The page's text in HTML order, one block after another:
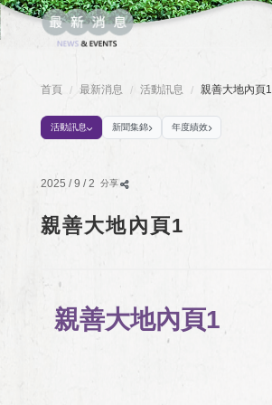
首頁 / 最新消息 / 活動訊息 / 親善大地內頁1
活動訊息 新聞集錦 年度績效
2025 / 9 / 2 分享
親善大地內頁1
親善大地內頁1